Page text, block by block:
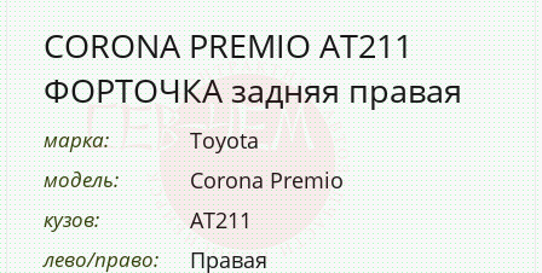
CORONA PREMIO AT211
ФОРТОЧКА задняя правая
марка: Toyota
модель: Corona Premio
кузов: AT211
лево/право: Правая